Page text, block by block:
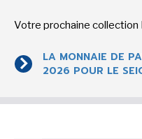
Votre prochaine collection
LA MONNAIE DE
2026 POUR LE